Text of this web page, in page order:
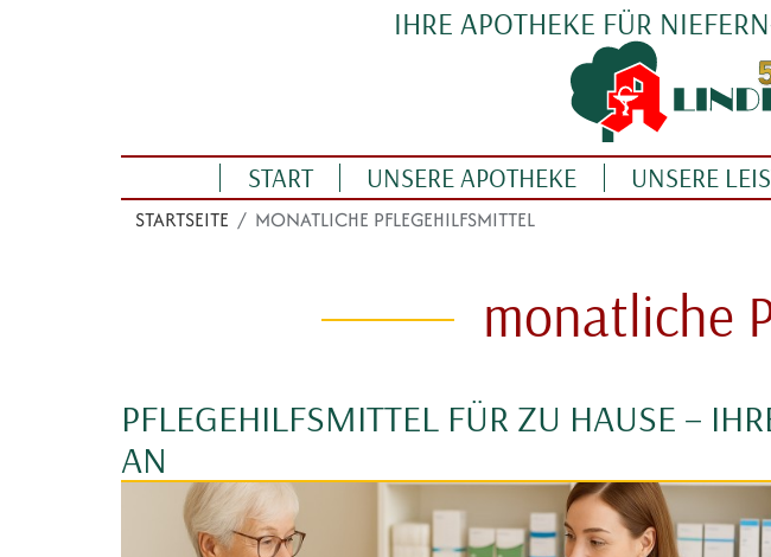
IHRE APOTHEKE FÜR
Linden Apotheke
START UNSERE APOTHEKE UNSERE
STARTSEITE MONATLICHE PFLEGEHILFSMITTEL
monatliche
PFLEGEHILFSMITTEL FÜR ZU HAUSE –
AN